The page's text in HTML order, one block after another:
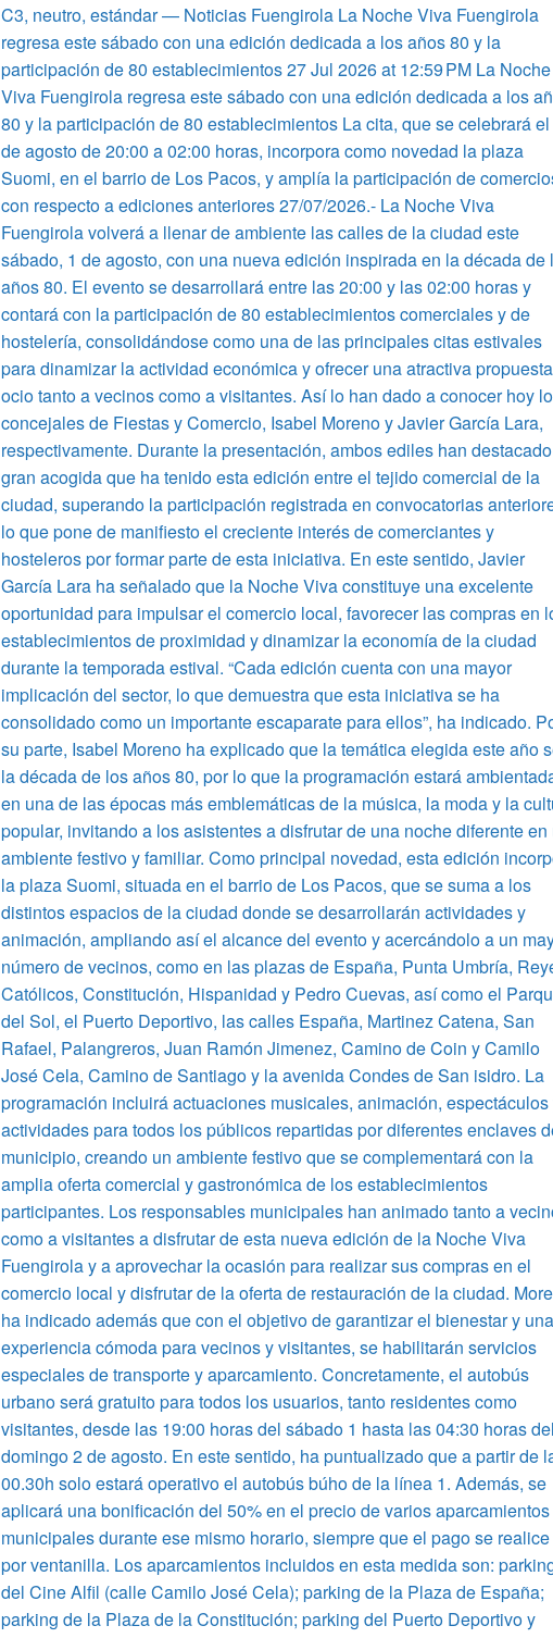
C3, neutro, estándar — Noticias Fuengirola La Noche Viva Fuengirola
regresa este sábado con una edición dedicada a los años 80 y la
participación de 80 establecimientos 27 Jul 2026 at 12:59 PM La Noche
Viva Fuengirola regresa este sábado con una edición dedicada a los
80 y la participación de 80 establecimientos La cita, que se celebrará el
de agosto de 20:00 a 02:00 horas, incorpora como novedad la plaza
Suomi, en el barrio de Los Pacos, y amplía la participación de
con respecto a ediciones anteriores 27/07/2026.- La Noche Viva
Fuengirola volverá a llenar de ambiente las calles de la ciudad este
sábado, 1 de agosto, con una nueva edición inspirada en la década de
años 80. El evento se desarrollará entre las 20:00 y las 02:00 horas y
contará con la participación de 80 establecimientos comerciales y de
hostelería, consolidándose como una de las principales citas estivales
para dinamizar la actividad económica y ofrecer una atractiva
ocio tanto a vecinos como a visitantes. Así lo han dado a conocer hoy
concejales de Fiestas y Comercio, Isabel Moreno y Javier García Lara,
respectivamente. Durante la presentación, ambos ediles han
gran acogida que ha tenido esta edición entre el tejido comercial de la
ciudad, superando la participación registrada en convocatorias
lo que pone de manifiesto el creciente interés de comerciantes y
hosteleros por formar parte de esta iniciativa. En este sentido, Javier
García Lara ha señalado que la Noche Viva constituye una excelente
oportunidad para impulsar el comercio local, favorecer las compras en
establecimientos de proximidad y dinamizar la economía de la ciudad
durante la temporada estival. “Cada edición cuenta con una mayor
implicación del sector, lo que demuestra que esta iniciativa se ha
consolidado como un importante escaparate para ellos”, ha indicado.
su parte, Isabel Moreno ha explicado que la temática elegida este año
la década de los años 80, por lo que la programación estará
en una de las épocas más emblemáticas de la música, la moda y la
popular, invitando a los asistentes a disfrutar de una noche diferente en
ambiente festivo y familiar. Como principal novedad, esta edición
la plaza Suomi, situada en el barrio de Los Pacos, que se suma a los
distintos espacios de la ciudad donde se desarrollarán actividades y
animación, ampliando así el alcance del evento y acercándolo a un
número de vecinos, como en las plazas de España, Punta Umbría,
Católicos, Constitución, Hispanidad y Pedro Cuevas, así como el
del Sol, el Puerto Deportivo, las calles España, Martinez Catena, San
Rafael, Palangreros, Juan Ramón Jimenez, Camino de Coin y Camilo
José Cela, Camino de Santiago y la avenida Condes de San isidro. La
programación incluirá actuaciones musicales, animación, espectáculos
actividades para todos los públicos repartidas por diferentes enclaves
municipio, creando un ambiente festivo que se complementará con la
amplia oferta comercial y gastronómica de los establecimientos
participantes. Los responsables municipales han animado tanto a
como a visitantes a disfrutar de esta nueva edición de la Noche Viva
Fuengirola y a aprovechar la ocasión para realizar sus compras en el
comercio local y disfrutar de la oferta de restauración de la ciudad.
ha indicado además que con el objetivo de garantizar el bienestar y una
experiencia cómoda para vecinos y visitantes, se habilitarán servicios
especiales de transporte y aparcamiento. Concretamente, el autobús
urbano será gratuito para todos los usuarios, tanto residentes como
visitantes, desde las 19:00 horas del sábado 1 hasta las 04:30 horas del
domingo 2 de agosto. En este sentido, ha puntualizado que a partir de
00.30h solo estará operativo el autobús búho de la línea 1. Además, se
aplicará una bonificación del 50% en el precio de varios aparcamientos
municipales durante ese mismo horario, siempre que el pago se realice
por ventanilla. Los aparcamientos incluidos en esta medida son:
del Cine Alfil (calle Camilo José Cela); parking de la Plaza de España;
parking de la Plaza de la Constitución; parking del Puerto Deportivo y